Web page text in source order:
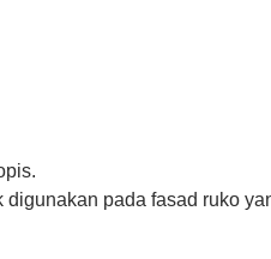
pada fasad ruko